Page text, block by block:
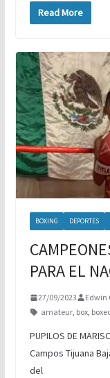
Read More
BOXING DEPORTES
PARA EL
27/09/2023 Edwin
amateur, box,
PUPILOS DE
Campos Tijuana
del